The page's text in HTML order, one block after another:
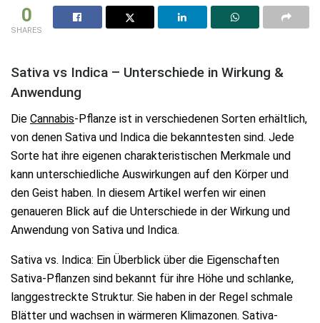
0
SHARES
Sativa vs Indica – Unterschiede in Wirkung &
Anwendung
Die Cannabis-Pflanze ist in verschiedenen Sorten erhältlich,
von denen Sativa und Indica die bekanntesten sind. Jede
Sorte hat ihre eigenen charakteristischen Merkmale und
kann unterschiedliche Auswirkungen auf den Körper und
den Geist haben. In diesem Artikel werfen wir einen
genaueren Blick auf die Unterschiede in der Wirkung und
Anwendung von Sativa und Indica.
Sativa vs. Indica: Ein Überblick über die Eigenschaften
Sativa-Pflanzen sind bekannt für ihre Höhe und schlanke,
langgestreckte Struktur. Sie haben in der Regel schmale
Blätter und wachsen in wärmeren Klimazonen. Sativa-